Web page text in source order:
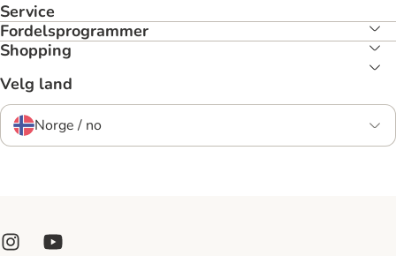
Service
Fordelsprogrammer
Shopping
Velg land
Norge / no